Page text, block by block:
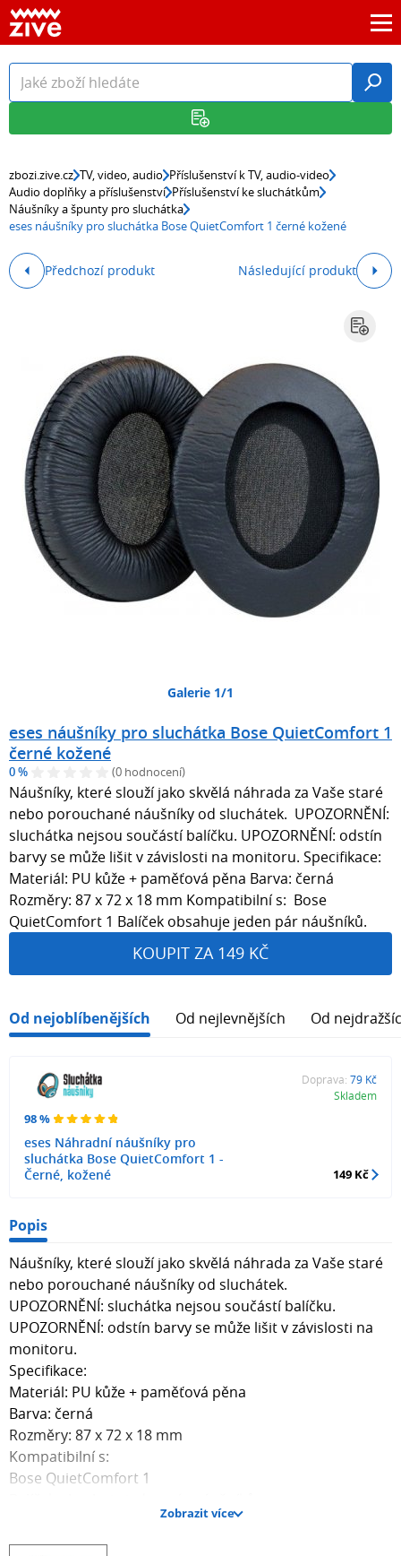
zbozi.zive.cz TV, video, audio Příslušenství k TV, audio-video
Audio doplňky a příslušenství Příslušenství ke sluchátkům
Náušníky a špunty pro sluchátka
eses náušníky pro sluchátka Bose QuietComfort 1 černé kožené
Předchozí produkt Následující produkt
Galerie 1/1
eses náušníky pro sluchátka Bose QuietComfort 1
černé kožené
0 % (0 hodnocení)
Náušníky, které slouží jako skvělá náhrada za Vaše staré
nebo porouchané náušníky od sluchátek. UPOZORNĚNÍ:
sluchátka nejsou součástí balíčku. UPOZORNĚNÍ: odstín
barvy se může lišit v závislosti na monitoru. Specifikace:
Materiál: PU kůže + paměťová pěna Barva: černá
Rozměry: 87 x 72 x 18 mm Kompatibilní s: Bose
QuietComfort 1 Balíček obsahuje jeden pár náušníků.
KOUPIT ZA 149 KČ
Od nejoblíbenějších Od nejlevnějších Od
98 %
eses Náhradní náušníky pro
sluchátka Bose QuietComfort 1 -
Černé, kožené
Doprava: 79 Kč
Skladem
149 Kč
Popis
Náušníky, které slouží jako skvělá náhrada za Vaše staré
nebo porouchané náušníky od sluchátek.
UPOZORNĚNÍ: sluchátka nejsou součástí balíčku.
UPOZORNĚNÍ: odstín barvy se může lišit v závislosti na
monitoru.
Specifikace:
Materiál: PU kůže + paměťová pěna
Barva: černá
Rozměry: 87 x 72 x 18 mm
Kompatibilní s:
Bose QuietComfort 1
Zobrazit více